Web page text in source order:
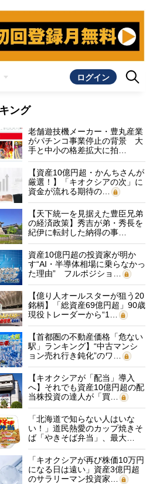
ログイン
ング
老舗遊技機メーカー・豊丸産業
がパチンコ事業停止の背景 大
手と中小の格差拡大に拍…
【資産10億円超・かんちさんが
厳選！】「キオクシアの次」に
資金が流れる期待の…
【天下統一を見据えた豊臣兄弟
の経済政策】秀吉が弟・秀長を
紀伊に転封した納得の事…
資産10億円超の投資家が明か
す“AI・半導体相場に乗らなかっ
た理由” フルポジショ…
【億り人オールスターが狙う20
銘柄】「総資産69億円超」90歳
現役トレーダーから“1…
【首都圏の不動産価格「危ない
駅」ランキング】“中古マンシ
ョン売れ行き鈍化”のワ…
【キオクシアが「配当」導入
へ】それでも資産10億円超の配
当株投資の達人が「買…
「北海道で知らない人はいな
い！」道民熱愛のカップ焼きそ
ば「やきそば弁当」、最大…
「キオクシアが再び株価10万円
になる日は遠い」資産3億円超
のサラリーマン投資家…